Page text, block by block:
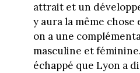
attrait et un
y aura la même chose
on a une
masculine et
échappé que Lyon a